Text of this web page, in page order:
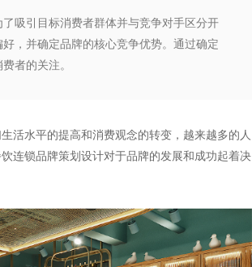
吸引目标消费者群体并与竞争对手区分开
，并确定品牌的核心竞争优势。通过确定
者的关注。
活水平的提高和消费观念的转变，越来越多的人
连锁品牌策划设计对于品牌的发展和成功起着决